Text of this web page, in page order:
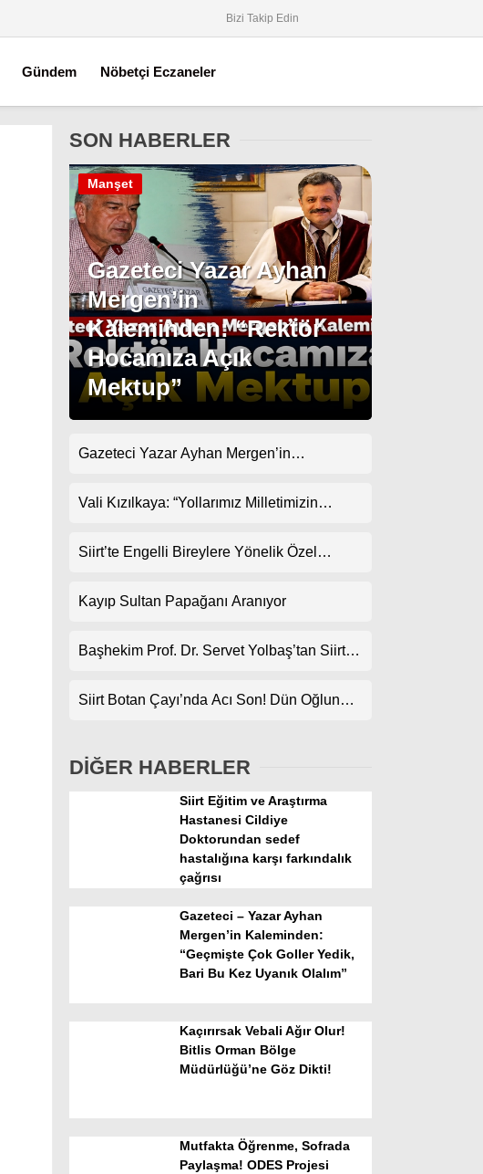
Gündem
Spor
Teknoloji
WhatsApp İhbar Hattı
Bizi Takip Edin
Gündem Nöbetçi Eczaneler
SON HABERLER
Gazeteci Yazar Ayhan
Mergen’in
Kaleminden: “Rektör
Hocamıza Açık
Mektup”
Manşet
Gazeteci Yazar Ayhan Mergen’in
Koyulan Bir Dönem”
Vali Kızılkaya: “Yollarımız Milletimizin
Siirt’te Engelli Bireylere Yönelik Özel
Kayıp Sultan Papağanı Aranıyor
Başhekim Prof. Dr. Servet Yolbaş’tan Siirt’e
Siirt Botan Çayı’nda Acı Son! Dün Oğlunun,
DİĞER HABERLER
Siirt Eğitim ve Araştırma
Hastanesi Cildiye
Doktorundan sedef
hastalığına karşı farkındalık
çağrısı
Gazeteci – Yazar Ayhan
Mergen’in Kaleminden:
“Geçmişte Çok Goller Yedik,
Bari Bu Kez Uyanık Olalım”
Kaçırırsak Vebali Ağır Olur!
Bitlis Orman Bölge
Müdürlüğü’ne Göz Dikti!
Mutfakta Öğrenme, Sofrada
Paylaşma! ODES Projesi